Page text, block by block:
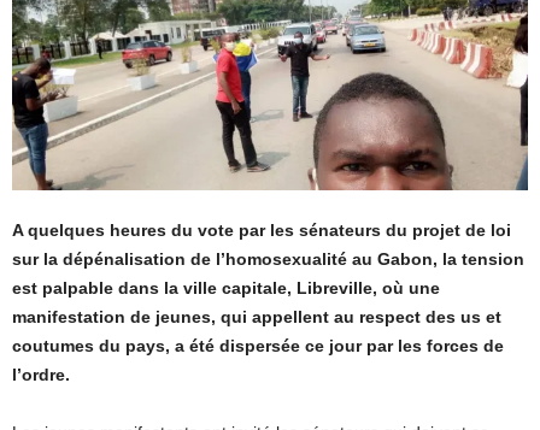
A quelques heures du vote par les sénateurs du projet de loi
sur la dépénalisation de l’homosexualité au Gabon, la tension
est palpable dans la ville capitale, Libreville, où une
manifestation de jeunes, qui appellent au respect des us et
coutumes du pays, a été dispersée ce jour par les forces de
l’ordre.